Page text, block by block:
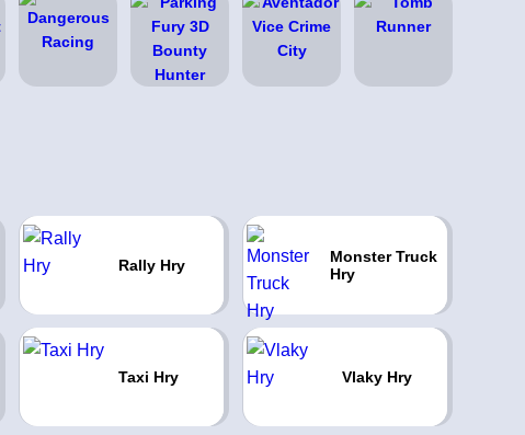
Rally Hry
Monster Truck
Hry
Taxi Hry Vlaky Hry